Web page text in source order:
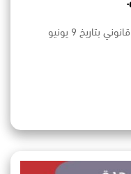
افضل محامي عقاري في جدة تحديث قانوني بتاريخ 9 يونيو